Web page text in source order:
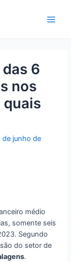
6
nos
quais
de junho de
médio
somente seis
Segundo
do setor de
.